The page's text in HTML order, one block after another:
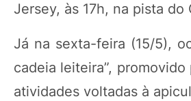
Jersey, às 17h, na pista do
Já na sexta-feira (15/5),
cadeia leiteira”,
atividades voltadas à